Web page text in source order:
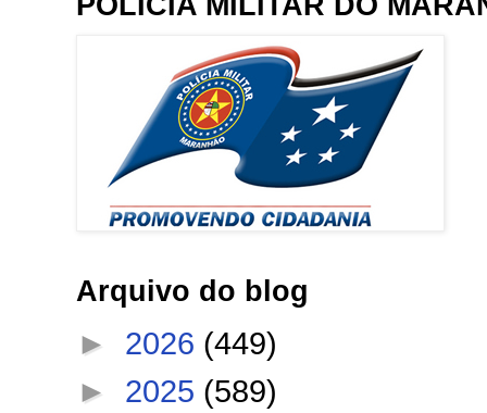
Arquivo do blog
► 2026 (449)
► 2025 (589)